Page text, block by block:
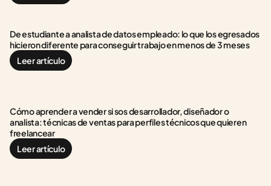
De estudiante a analista de datos empleado: lo que los egresados
hicieron diferente para conseguir trabajo en menos de 3 meses
Leer artículo
Cómo aprender a vender si sos desarrollador, diseñador o
analista: técnicas de ventas para perfiles técnicos que quieren
freelancear
Leer artículo